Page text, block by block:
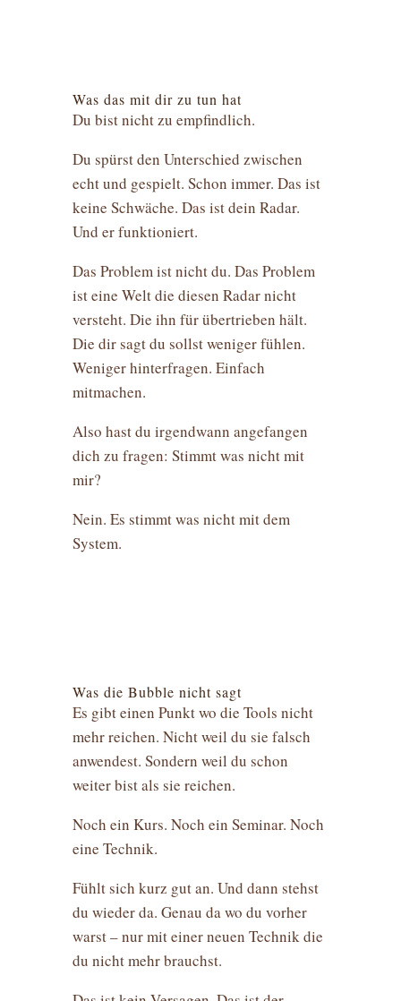
Was das mit dir zu tun hat
Du bist nicht zu empfindlich.
Du spürst den Unterschied zwischen
echt und gespielt. Schon immer. Das ist
keine Schwäche. Das ist dein Radar.
Und er funktioniert.
Das Problem ist nicht du. Das Problem
ist eine Welt die diesen Radar nicht
versteht. Die ihn für übertrieben hält.
Die dir sagt du sollst weniger fühlen.
Weniger hinterfragen. Einfach
mitmachen.
Also hast du irgendwann angefangen
dich zu fragen: Stimmt was nicht mit
mir?
Nein. Es stimmt was nicht mit dem
System.
Was die Bubble nicht sagt
Es gibt einen Punkt wo die Tools nicht
mehr reichen. Nicht weil du sie falsch
anwendest. Sondern weil du schon
weiter bist als sie reichen.
Noch ein Kurs. Noch ein Seminar. Noch
eine Technik.
Fühlt sich kurz gut an. Und dann stehst
du wieder da. Genau da wo du vorher
warst – nur mit einer neuen Technik die
du nicht mehr brauchst.